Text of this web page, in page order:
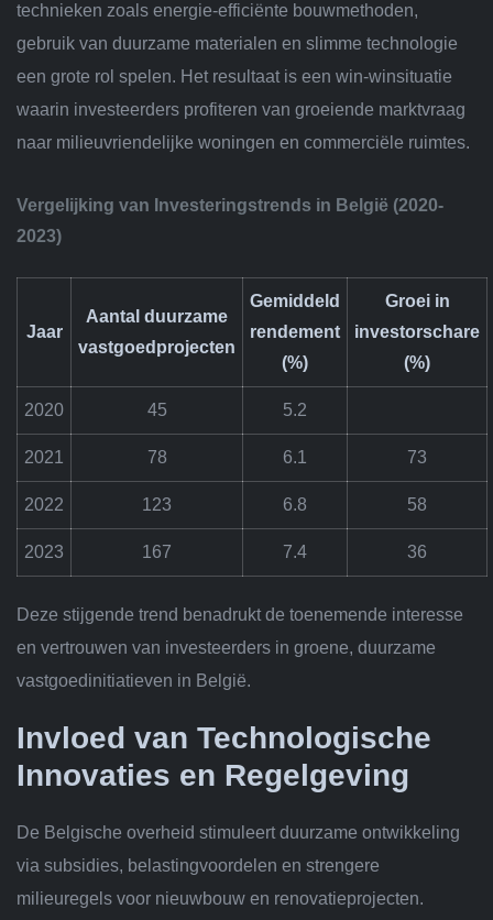
technieken zoals energie-efficiënte bouwmethoden,
gebruik van duurzame materialen en slimme technologie
een grote rol spelen. Het resultaat is een win-winsituatie
waarin investeerders profiteren van groeiende marktvraag
naar milieuvriendelijke woningen en commerciële ruimtes.
Vergelijking van Investeringstrends in België (2020-
2023)
Jaar
Aantal duurzame
vastgoedprojecten
Gemiddeld
rendement
(%)
Groei in
investorschare
(%)
2020 45 5.2
2021 78 6.1 73
2022 123 6.8 58
2023 167 7.4 36
Deze stijgende trend benadrukt de toenemende interesse
en vertrouwen van investeerders in groene, duurzame
vastgoedinitiatieven in België.
Invloed van Technologische
Innovaties en Regelgeving
De Belgische overheid stimuleert duurzame ontwikkeling
via subsidies, belastingvoordelen en strengere
milieuregels voor nieuwbouw en renovatieprojecten.